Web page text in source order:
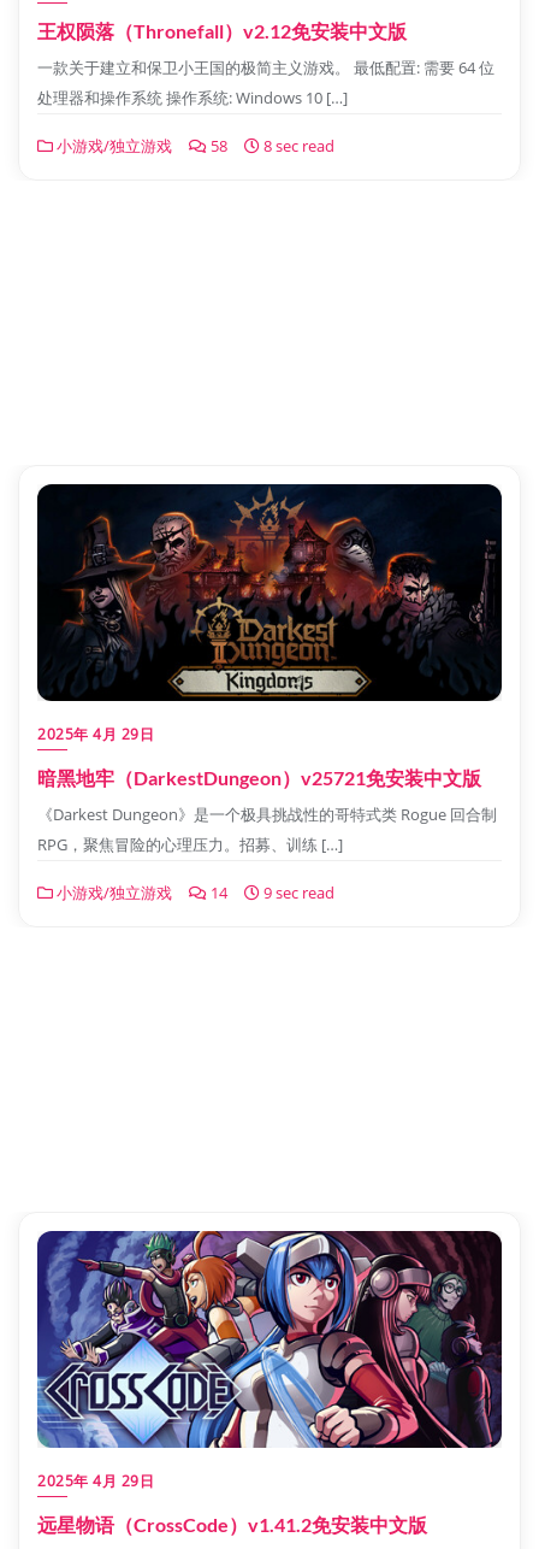
王权陨落（Thronefall）v2.12免安装中文版
一款关于建立和保卫小王国的极简主义游戏。 最低配置: 需要 64 位
处理器和操作系统 操作系统: Windows 10 […]
小游戏/独立游戏 58 8 sec read
2025年 4月 29日
暗黑地牢（DarkestDungeon）v25721免安装中文版
《Darkest Dungeon》是一个极具挑战性的哥特式类 Rogue 回合制
RPG，聚焦冒险的心理压力。招募、训练 […]
小游戏/独立游戏 14 9 sec read
2025年 4月 29日
远星物语（CrossCode）v1.41.2免安装中文版